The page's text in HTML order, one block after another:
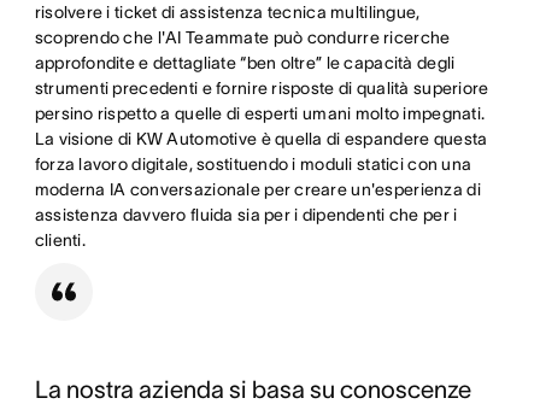
risolvere i ticket di assistenza tecnica multilingue,
scoprendo che l'AI Teammate può condurre ricerche
approfondite e dettagliate “ben oltre” le capacità degli
strumenti precedenti e fornire risposte di qualità superiore
persino rispetto a quelle di esperti umani molto impegnati.
La visione di KW Automotive è quella di espandere questa
forza lavoro digitale, sostituendo i moduli statici con una
moderna IA conversazionale per creare un'esperienza di
assistenza davvero fluida sia per i dipendenti che per i
clienti.
La nostra azienda si basa su conoscenze